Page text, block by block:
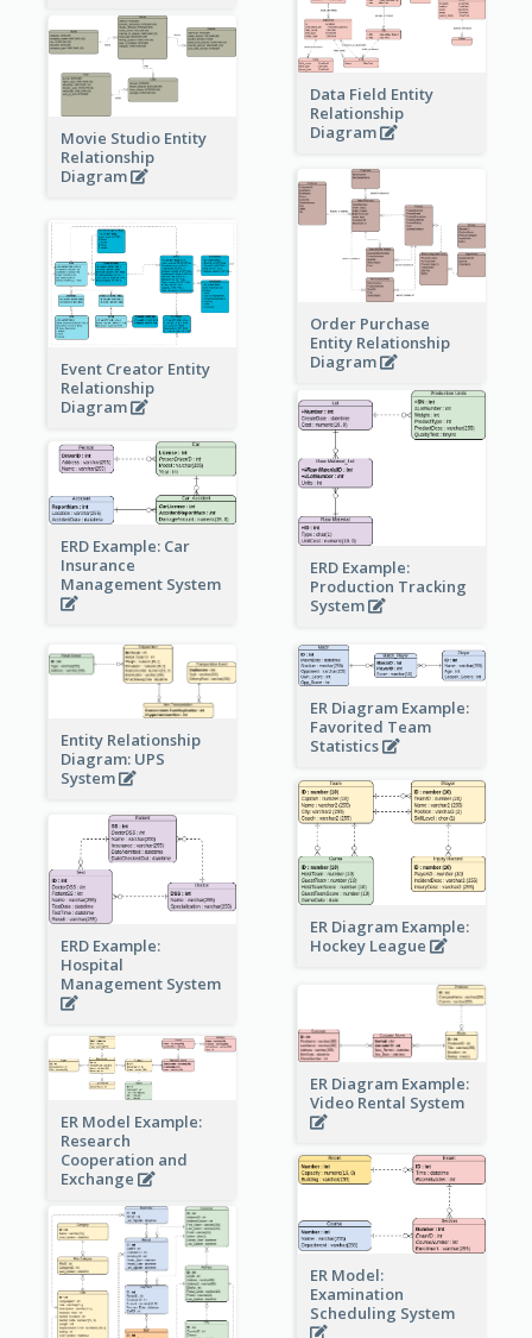
Data Field Entity
Relationship
Diagram
Movie Studio Entity
Relationship
Diagram
Order Purchase
Entity Relationship
Diagram
Event Creator Entity
Relationship
Diagram
ERD Example:
Production Tracking
System
ERD Example: Car
Insurance
Management System
Entity Relationship
Diagram: UPS
System
ER Diagram Example:
Favorited Team
Statistics
ER Diagram Example:
Hockey League
ERD Example:
Hospital
Management System
ER Diagram Example:
Video Rental System
ER Model Example:
Research
Cooperation and
Exchange
ER Model:
Examination
Scheduling System